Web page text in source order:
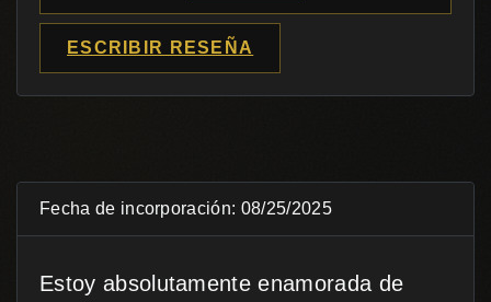
ESCRIBIR RESEÑA
Fecha de incorporación: 08/25/2025
Estoy absolutamente enamorada de